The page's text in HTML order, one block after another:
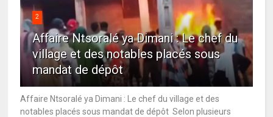
2
Affaire Ntsoralé ya Dimani : Le chef du
village et des notables placés sous
mandat de dépôt
Affaire Ntsoralé ya Dimani : Le chef du village et des
notables placés sous mandat de dépôt Selon plusieurs